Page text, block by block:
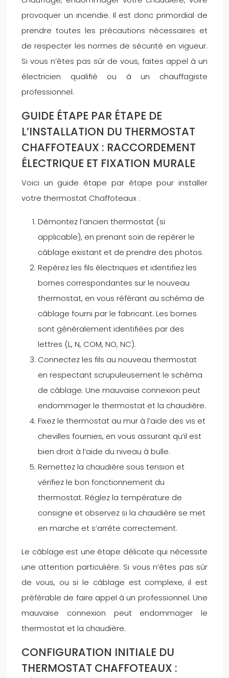
provoquer un incendie. Il est donc primordial de
prendre toutes les précautions nécessaires et
de respecter les normes de sécurité en vigueur.
Si vous n’êtes pas sûr de vous, faites appel à un
électricien qualifié ou à un chauffagiste
professionnel.
GUIDE ÉTAPE PAR ÉTAPE DE
L’INSTALLATION DU THERMOSTAT
CHAFFOTEAUX : RACCORDEMENT
ÉLECTRIQUE ET FIXATION MURALE
Voici un guide étape par étape pour installer
votre thermostat Chaffoteaux :
Démontez l’ancien thermostat (si
applicable), en prenant soin de repérer le
câblage existant et de prendre des photos.
Repérez les fils électriques et identifiez les
bornes correspondantes sur le nouveau
thermostat, en vous référant au schéma de
câblage fourni par le fabricant. Les bornes
sont généralement identifiées par des
lettres (L, N, COM, NO, NC).
Connectez les fils au nouveau thermostat
en respectant scrupuleusement le schéma
de câblage. Une mauvaise connexion peut
endommager le thermostat et la chaudière.
Fixez le thermostat au mur à l’aide des vis et
chevilles fournies, en vous assurant qu’il est
bien droit à l’aide du niveau à bulle.
Remettez la chaudière sous tension et
vérifiez le bon fonctionnement du
thermostat. Réglez la température de
consigne et observez si la chaudière se met
en marche et s’arrête correctement.
Le câblage est une étape délicate qui nécessite
une attention particulière. Si vous n’êtes pas sûr
de vous, ou si le câblage est complexe, il est
préférable de faire appel à un professionnel. Une
mauvaise connexion peut endommager le
thermostat et la chaudière.
CONFIGURATION INITIALE DU
THERMOSTAT CHAFFOTEAUX :